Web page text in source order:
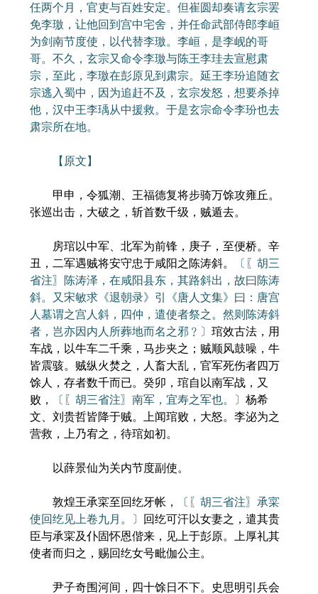
任两个月，官吏与百姓安定。但崔圆却奏请玄宗罢
免李璬，让他回到宫中宅舍，并任命武部侍郎李峘
为剑南节度使，以代替李璬。李峘，是李岘的哥
哥。不久，玄宗又命令李璬与陈王李珪去宣慰肃
宗，至此，李璬在彭原见到肃宗。延王李玢追随玄
宗逃入蜀中，因为追赶不及，玄宗发怒，想要杀掉
他，汉中王李瑀从中援救。于是玄宗命令李玢也去
肃宗所在地。
【原文】
甲申，令狐潮、王福德复将步骑万馀攻雍丘。
张巡出击，大破之，斩首数千级，贼遁去。
房琯以中军、北军为前锋，庚子，至便桥。辛
丑，二军遇贼将安守忠于咸阳之陈涛斜。
〔〖胡三
省注〗陈涛泽，在咸阳县东，其路斜出，故曰陈涛
斜。又宋敏求《退朝录》引《唐人文集》曰：唐宫
人墓谓之宫人斜，四仲，遣使者祭之。然则陈涛斜
者，岂亦因内人所葬地而名之邪﹖〕 琯效古法，用
车战，以牛车二千乘，马步夹之；贼顺风鼓噪，牛
皆震骇。贼纵火焚之，人畜大乱，官军死伤者四万
馀人，存者数千而已。癸卯，琯自以南军战，又
败，
〔〖胡三省注〗南军，宜寿之军也。〕 杨希
文、刘贵哲皆降于贼。上闻琯败，大怒。李泌为之
营救，上乃宥之，待琯如初。
以薛景仙为关内节度副使。
敦煌王承寀至回纥牙帐，
〔〖胡三省注〗承寀
使回纥见上卷九月。〕
回纥可汗以女妻之，遣其贵
臣与承寀及仆固怀恩偕来，见上于彭原。上厚礼其
使者而归之，赐回纥女号毗伽公主。
尹子奇围河间，四十馀日不下。史思明引兵会